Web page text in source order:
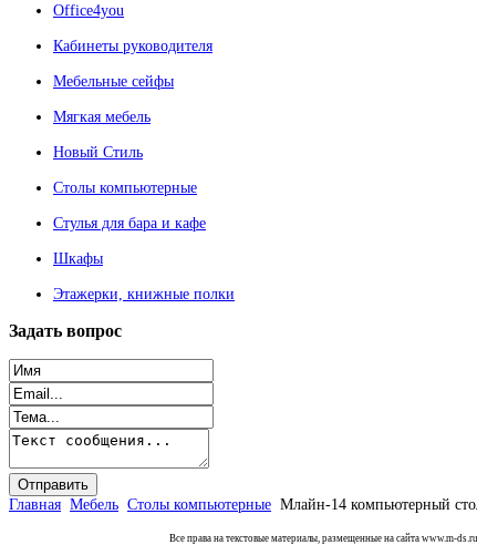
Office4you
Кабинеты руководителя
Мебельные сейфы
Мягкая мебель
Новый Стиль
Столы компьютерные
Стулья для бара и кафе
Шкафы
Этажерки, книжные полки
Задать вопрос
Главная Мебель Столы компьютерные Млайн-14 компьютерный
Все права на текстовые материалы, размещенные на сайта www.m-